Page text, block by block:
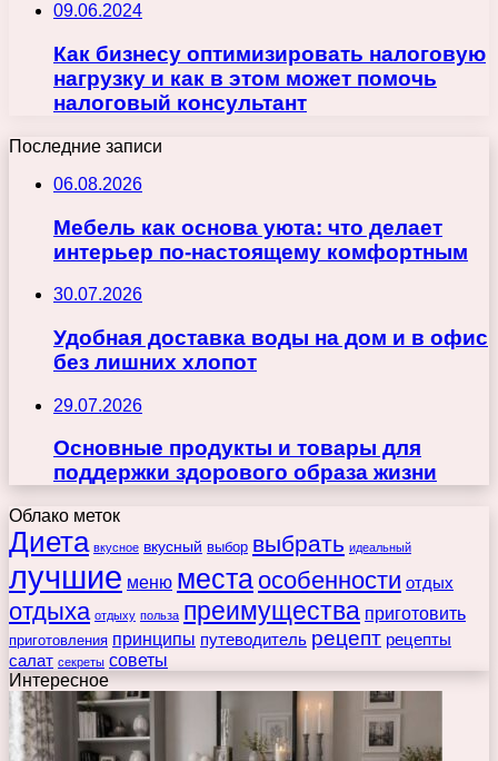
09.06.2024
Как бизнесу оптимизировать налоговую
нагрузку и как в этом может помочь
налоговый консультант
Последние записи
06.08.2026
Мебель как основа уюта: что делает
интерьер по-настоящему комфортным
30.07.2026
Удобная доставка воды на дом и в офис
без лишних хлопот
29.07.2026
Основные продукты и товары для
поддержки здорового образа жизни
Облако меток
Диета вкусное вкусный выбор выбрать идеальный
лучшие меню места особенности отдых
отдыха отдыху польза преимущества приготовить
приготовления принципы путеводитель рецепт рецепты
салат секреты советы
Интересное